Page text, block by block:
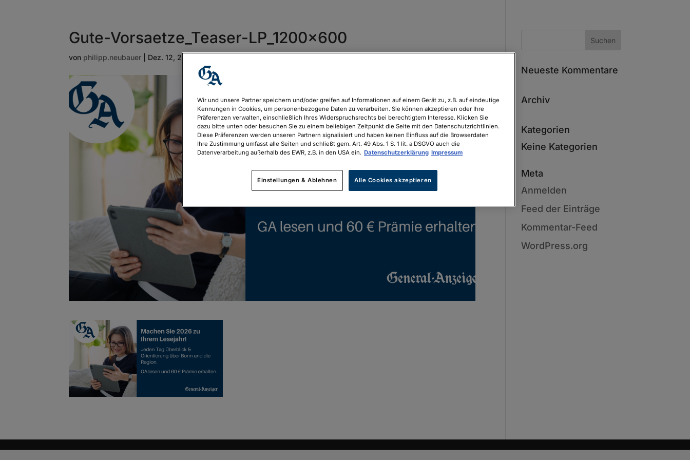
Gute-Vorsaetze_Teaser-LP_1200x600
von philipp.neubauer Dez. 12, 2025
Neueste Kommentare
Archiv
Kategorien
Keine Kategorien
Meta
Anmelden
Feed der Einträge
Kommentar-Feed
WordPress.org
Wir und unsere Partner speichern und/oder greifen auf Informationen auf einem Gerät zu, z.B. auf eindeutige
Kennungen in Cookies, um personenbezogene Daten zu verarbeiten. Sie können akzeptieren oder Ihre
Präferenzen verwalten, einschließlich Ihres Widerspruchsrechts bei berechtigtem Interesse. Klicken Sie
dazu bitte unten oder besuchen Sie zu einem beliebigen Zeitpunkt die Seite mit den Datenschutzrichtlinien.
Diese Präferenzen werden unseren Partnern signalisiert und haben keinen Einfluss auf die Browserdaten
Ihre Zustimmung umfasst alle Seiten und schließt gem. Art. 49 Abs. 1 S. 1 lit. a DSGVO auch die
Datenverarbeitung außerhalb des EWR, z.B. in den USA ein. Datenschutzerklärung Impressum
Einstellungen & Ablehnen Alle Cookies akzeptieren